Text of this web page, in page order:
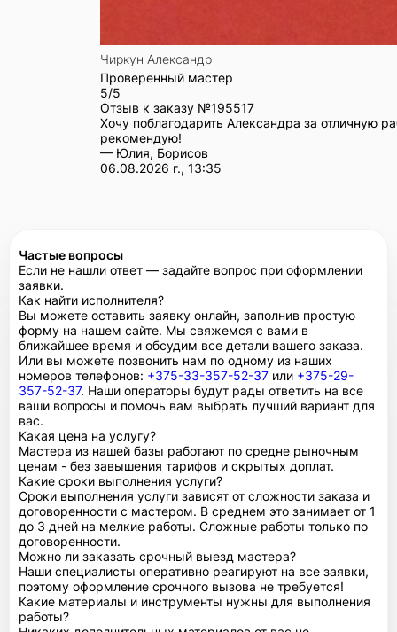
Чиркун Александр
Проверенный мастер
5/5
Отзыв к заказу №195517
Хочу поблагодарить Александра за отличную
рекомендую!
— Юлия, Борисов
06.08.2026 г., 13:35
Частые вопросы
Если не нашли ответ — задайте вопрос при оформлении
заявки.
Как найти исполнителя?
Вы можете оставить заявку онлайн, заполнив простую
форму на нашем сайте. Мы свяжемся с вами в
ближайшее время и обсудим все детали вашего заказа.
Или вы можете позвонить нам по одному из наших
номеров телефонов: +375-33-357-52-37 или +375-29-
357-52-37. Наши операторы будут рады ответить на все
ваши вопросы и помочь вам выбрать лучший вариант для
вас.
Какая цена на услугу?
Мастера из нашей базы работают по средне рыночным
ценам - без завышения тарифов и скрытых доплат.
Какие сроки выполнения услуги?
Сроки выполнения услуги зависят от сложности заказа и
договоренности с мастером. В среднем это занимает от 1
до 3 дней на мелкие работы. Сложные работы только по
договоренности.
Можно ли заказать срочный выезд мастера?
Наши специалисты оперативно реагируют на все заявки,
поэтому оформление срочного вызова не требуется!
Какие материалы и инструменты нужны для выполнения
работы?